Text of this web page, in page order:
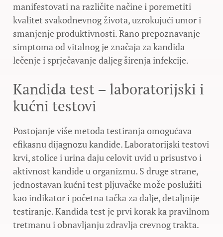
manifestovati na različite načine i poremetiti
kvalitet svakodnevnog života, uzrokujući umor i
smanjenje produktivnosti. Rano prepoznavanje
simptoma od vitalnog je značaja za kandida
lečenje i sprječavanje daljeg širenja infekcije.
Kandida test – laboratorijski i
kućni testovi
Postojanje više metoda testiranja omogućava
efikasnu dijagnozu kandide. Laboratorijski testovi
krvi, stolice i urina daju celovit uvid u prisustvo i
aktivnost kandide u organizmu. S druge strane,
jednostavan kućni test pljuvačke može poslužiti
kao indikator i početna tačka za dalje, detaljnije
testiranje. Kandida test je prvi korak ka pravilnom
tretmanu i obnavljanju zdravlja crevnog trakta.